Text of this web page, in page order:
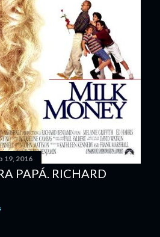
19, 2016
PAPÁ. RICHARD